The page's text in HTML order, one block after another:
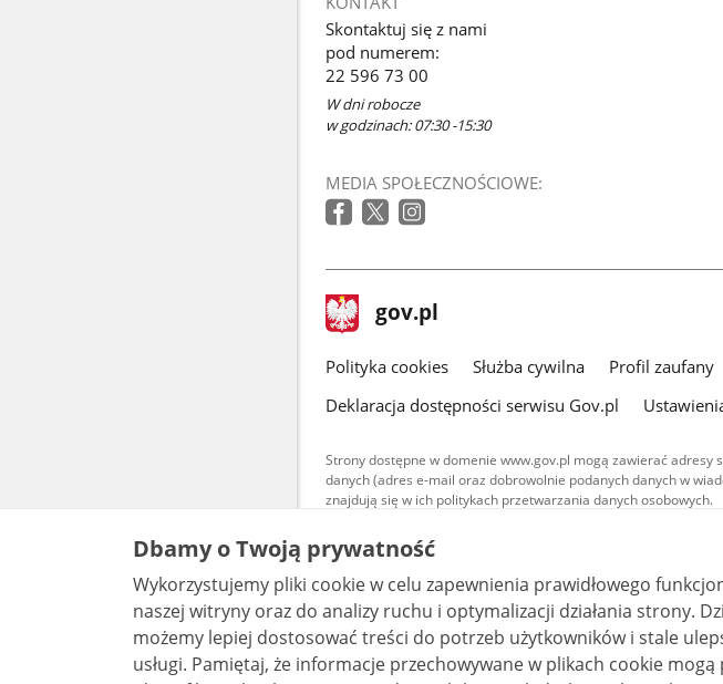
Skontaktuj się z nami
pod numerem:
22 596 73 00
W dni robocze
w godzinach: 07:30 -15:30
MEDIA SPOŁECZNOŚCIOWE:
stopka
gov.pl Strona
gov.pl
gov.pl
Polityka cookies Służba cywilna Profil zaufany
Deklaracja dostępności serwisu Gov.pl
Strony dostępne w domenie www.gov.pl mogą zawierać
danych (adres e-mail oraz dobrowolnie podanych danych w
znajdują się w ich politykach przetwarzania danych osobowych.
Treści tekstowe publikowane w serwisie (z
udostępniane na licencji typu Creative Commons:
warunkach 4.0 (CC BY-SA 4.0). Materiały
są udostępniane na licencji typu Creative
bez utworów zależnych 4.0 (CC BY-NC-ND 4.0), o
Dbamy o Twoją prywatność
Wykorzystujemy pliki cookie w celu zapewnienia prawidłowego
naszej witryny oraz do analizy ruchu i optymalizacji działania strony. Dzięki nim
możemy lepiej dostosować treści do potrzeb użytkowników i stale
usługi. Pamiętaj, że informacje przechowywane w plikach cookie mogą pozwalać na